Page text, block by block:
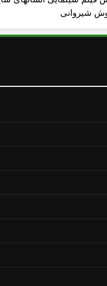
شیروانی